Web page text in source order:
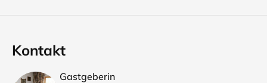
Kontakt
Gastgeberin